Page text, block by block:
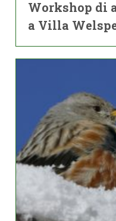
Workshop di
a Villa